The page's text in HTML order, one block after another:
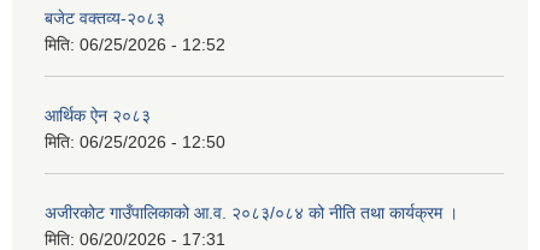
बजेट वक्तव्य-२०८३
मिति: 06/25/2026 - 12:52
आर्थिक ऐन २०८३
मिति: 06/25/2026 - 12:50
अजीरकोट गाउँपालिकाको आ.व. २०८३/०८४ को नीति तथा कार्यक्रम ।
मिति: 06/20/2026 - 17:31